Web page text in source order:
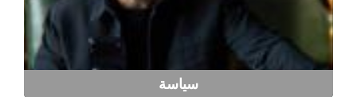
سياسة